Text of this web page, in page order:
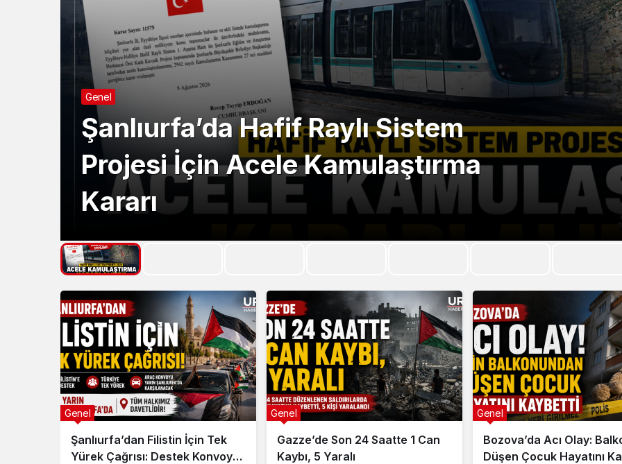
Genel
Şanlıurfa’da Hafif Raylı Sistem
Projesi İçin Acele Kamulaştırma
Kararı
Genel
Şanlıurfa’dan Filistin İçin Tek
Yürek Çağrısı: Destek Konvoyu
Genel
Gazze’de Son 24 Saatte 1 Can
Kaybı, 5 Yaralı
Genel
Bozova’da Acı Olay:
Düşen Çocuk Hayatını